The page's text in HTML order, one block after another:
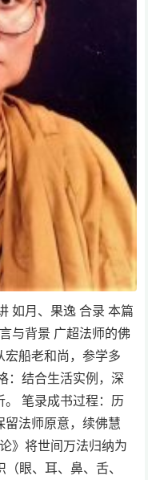
如月、果逸 合录 本篇
与背景 广超法师的佛
船老和尚，参学多
：结合生活实例，深
笔录成书过程：历
法师原意，续佛慧
》将世间万法归纳为
眼、耳、鼻、舌、